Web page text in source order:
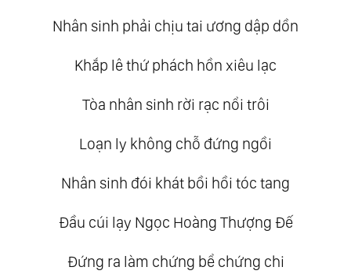
Nhân sinh phải chịu tai ương dập dồn
Khắp lê thứ phách hồn xiêu lạc
Tòa nhân sinh rời rạc nổi trôi
Loạn ly không chỗ đứng ngồi
Nhân sinh đói khát bồi hồi tóc tang
Đầu cúi lạy Ngọc Hoàng Thượng Đế
Đứng ra làm chứng bể chứng chi